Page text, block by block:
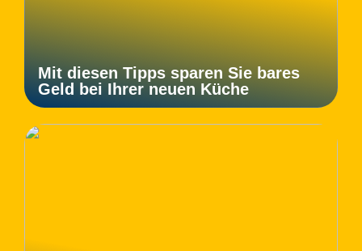
Mit diesen Tipps sparen Sie bares
Geld bei Ihrer neuen Küche